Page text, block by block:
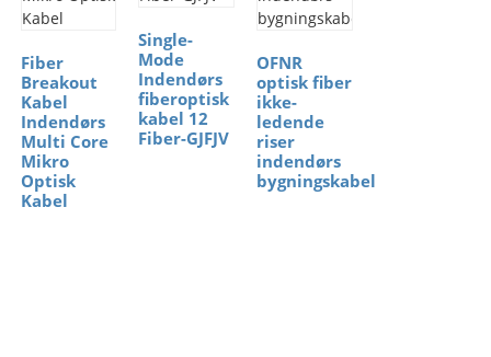
Fiber
Breakout
Kabel
Indendørs
Multi Core
Mikro
Optisk
Kabel
Single-
Mode
Indendørs
fiberoptisk
kabel 12
Fiber-GJFJV
OFNR
optisk fiber
ikke-
ledende
riser
indendørs
bygningskabel